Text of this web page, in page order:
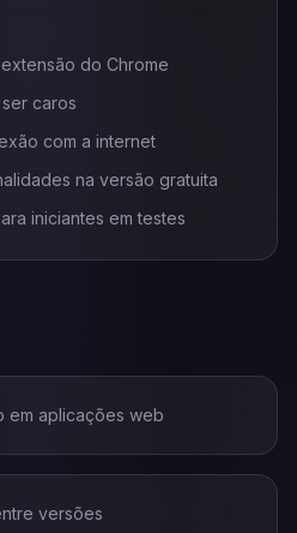
do Chrome
caros
com a internet
na versão gratuita
iniciantes em testes
em aplicações web
versões